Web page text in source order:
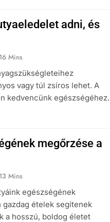
adni, és
16 Mins
vagy túl zsíros lehet. A
kedvencünk egészségéhez.
megőrzése a
13 Mins
egészségének
gazdag ételek segítenek
a hosszú, boldog életet